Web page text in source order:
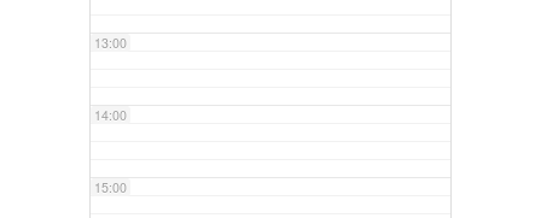
13:00
14:00
15:00